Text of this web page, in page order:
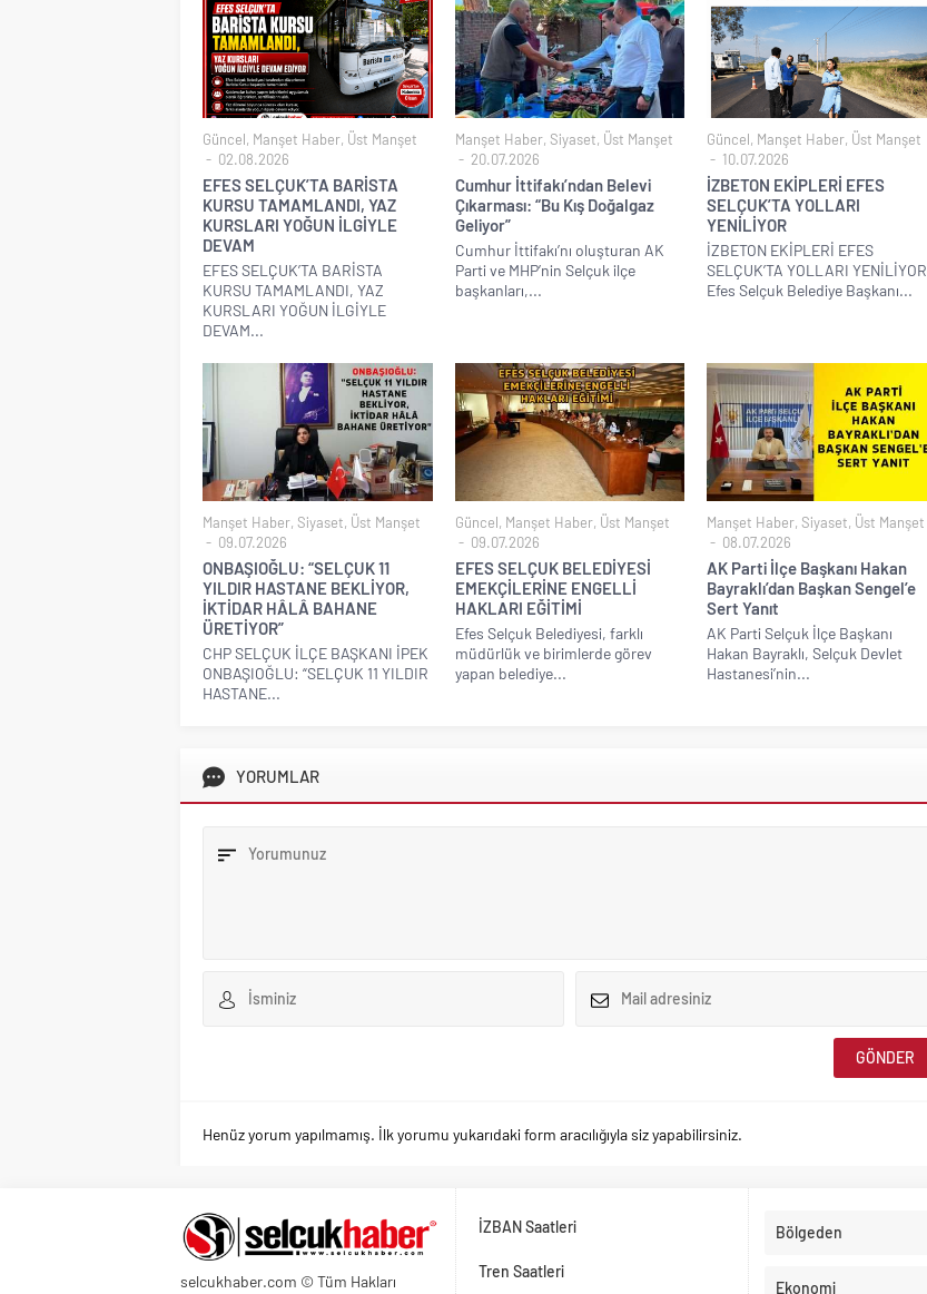
Güncel, Manşet Haber, Üst Manşet
02.08.2026
EFES SELÇUK’TA BARİSTA
KURSU TAMAMLANDI, YAZ
KURSLARI YOĞUN İLGİYLE
DEVAM
EFES SELÇUK’TA BARİSTA
KURSU TAMAMLANDI, YAZ
KURSLARI YOĞUN İLGİYLE
DEVAM...
Manşet Haber, Siyaset, Üst Manşet
20.07.2026
Cumhur İttifakı’ndan Belevi
Çıkarması: “Bu Kış Doğalgaz
Geliyor”
Cumhur İttifakı’nı oluşturan AK
Parti ve MHP’nin Selçuk ilçe
başkanları,...
Güncel, Manşet Haber, Üst Manşet
10.07.2026
İZBETON EKİPLERİ EFES
SELÇUK’TA YOLLARI
YENİLİYOR
İZBETON EKİPLERİ EFES
SELÇUK’TA YOLLARI YENİLİYOR
Efes Selçuk Belediye Başkanı...
Manşet Haber, Siyaset, Üst Manşet
09.07.2026
ONBAŞIOĞLU: “SELÇUK 11
YILDIR HASTANE BEKLİYOR,
İKTİDAR HÂLÂ BAHANE
ÜRETİYOR”
CHP SELÇUK İLÇE BAŞKANI İPEK
ONBAŞIOĞLU: “SELÇUK 11 YILDIR
HASTANE...
Güncel, Manşet Haber, Üst Manşet
09.07.2026
EFES SELÇUK BELEDİYESİ
EMEKÇİLERİNE ENGELLİ
HAKLARI EĞİTİMİ
Efes Selçuk Belediyesi, farklı
müdürlük ve birimlerde görev
yapan belediye...
Manşet Haber,Siyaset, Üst Manşet
08.07.2026
AK Parti İlçe Başkanı Hakan
Bayraklı’dan Başkan Sengel’e
Sert Yanıt
AK Parti Selçuk İlçe Başkanı
Hakan Bayraklı, Selçuk Devlet
Hastanesi’nin...
YORUMLAR
Henüz yorum yapılmamış. İlk yorumu yukarıdaki form aracılığıyla siz yapabilirsiniz.
selcukhaber.com © Tüm Hakları
İZBAN Saatleri
Tren Saatleri
Bölgeden
Ekonomi